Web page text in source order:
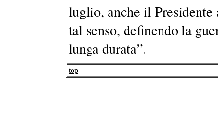
luglio, anche il Presidente
tal senso, definendo la
lunga durata”.
top